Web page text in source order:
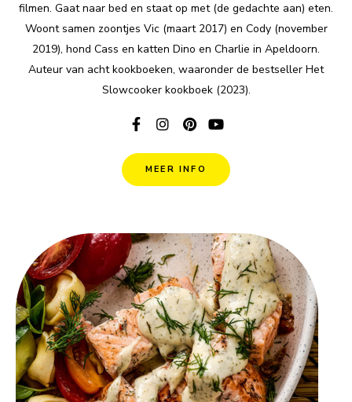
filmen. Gaat naar bed en staat op met (de gedachte aan) eten.
Woont samen zoontjes Vic (maart 2017) en Cody (november
2019), hond Cass en katten Dino en Charlie in Apeldoorn.
Auteur van acht kookboeken, waaronder de bestseller Het
Slowcooker kookboek (2023).
MEER INFO